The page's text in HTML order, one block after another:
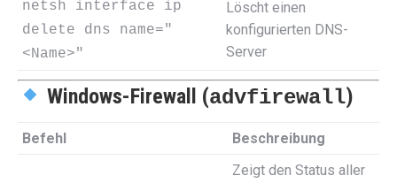
netsh interface ip
delete dns name="
<Name>"
Löscht einen
konfigurierten DNS-
Server
Windows-Firewall (advfirewall)
Befehl Beschreibung
Zeigt den Status aller